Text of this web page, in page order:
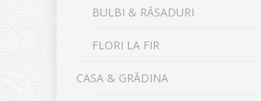
BULBI & RĂSADURI
FLORI LA FIR
CASA & GRĂDINA